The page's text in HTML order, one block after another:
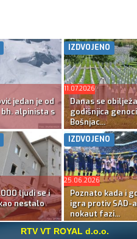
jedan je od
alpinista s
IZDVOJENO
11.07.2026
Danas se
godišnjica
Bošnjac...
ljudi se i
nestalo
IZDVOJENO
25.06.2026
Poznato kada i
igra protiv SAD-
nokaut fazi...
RTV VT ROYAL d.o.o.